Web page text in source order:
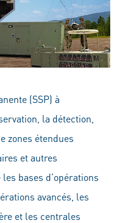
(SSP) à
la détection,
zones étendues
et autres
bases d’opérations
avancés, les
et les centrales